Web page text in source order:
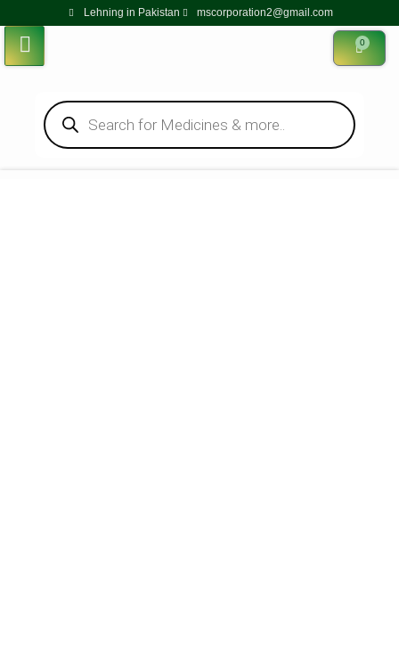
Lehning in Pakistan mscorporation2@gmail.com
0